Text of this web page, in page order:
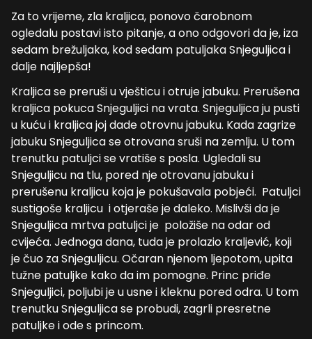
Za to vrijeme, zla kraljica, ponovo čarobnom
ogledalu postavi isto pitanje, a ono odgovori da je, iza
sedam brežuljaka, kod sedam patuljaka Snjeguljica i
dalje najljepša!
Kraljica se preruši u vješticu i otruje jabuku. Prerušena
kraljica pokuca Snjeguljici na vrata. Snjeguljica ju pusti
u kuću i kraljica joj dade otrovnu jabuku. Kada zagrize
jabuku Snjeguljica se otrovana sruši na zemlju. U tom
trenutku patuljci se vratiše s posla. Ugledali su
Snjeguljicu na tlu, pored nje otrovanu jabuku i
prerušenu kraljicu koja je pokušavala pobjeći. Patuljci
sustigoše kraljicu i otjeraše je daleko. Mislivši da je
Snjeguljica mrtva patuljci je položiše na odar od
cvijeća. Jednoga dana, tuda je prolazio kraljević, koji
je čuo za Snjeguljicu. Očaran njenom ljepotom, upita
tužne patuljke kako da im pomogne. Princ priđe
Snjeguljici, poljubi je u usne i kleknu pored odra. U tom
trenutku Snjeguljica se probudi, zagrli presretne
patuljke i ode s princom.